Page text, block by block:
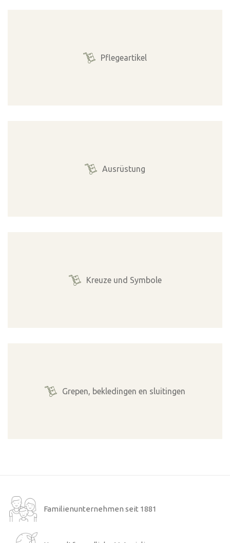
Pflegeartikel
Ausrüstung
Kreuze und Symbole
Grepen, bekledingen en sluitingen
Familienunternehmen seit 1881